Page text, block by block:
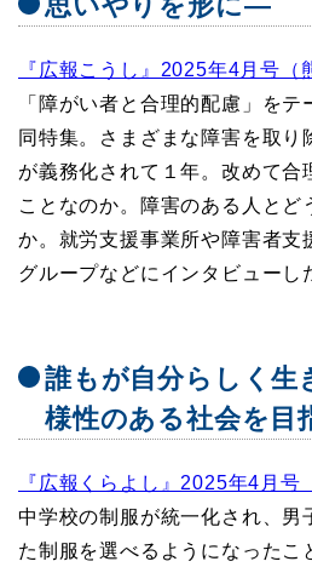
『広報こうし』2025年4月号（
「障がい者と合理的配慮」を
同特集。さまざまな障害を取り
が義務化されて１年。改めて合
ことなのか。障害のある人とど
か。就労支援事業所や障害者支
グループなどにインタビューし
誰もが自分らしく生
様性のある社会を目
『広報くらよし』2025年4月号
中学校の制服が統一化され、男
た制服を選べるようになったこ